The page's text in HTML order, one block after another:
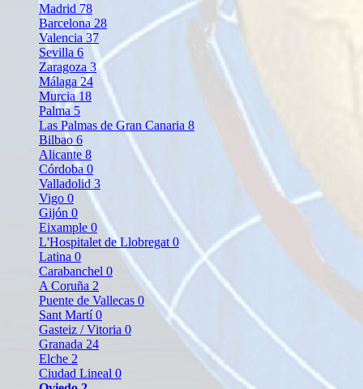
Madrid 78
Barcelona 28
Valencia 37
Sevilla 6
Zaragoza 3
Málaga24
Murcia18
Palma 5
Las Palmas de Gran Canaria 8
Bilbao 6
Alicante 8
Córdoba 0
Valladolid 3
Vigo 0
Gijón 0
Eixample 0
L'Hospitalet de Llobregat 0
Latina 0
Carabanchel 0
A Coruña 2
Puente de Vallecas 0
Sant Martí0
Gasteiz / Vitoria 0
Granada 24
Elche 2
Ciudad Lineal 0